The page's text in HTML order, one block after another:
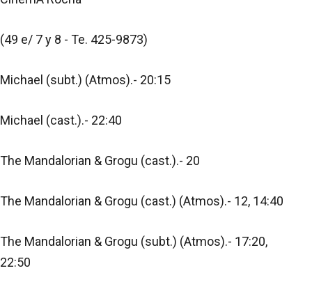
(49 e/ 7 y 8 - Te. 425-9873)
Michael (subt.) (Atmos).- 20:15
Michael (cast.).- 22:40
The Mandalorian & Grogu (cast.).- 20
The Mandalorian & Grogu (cast.) (Atmos).- 12, 14:40
The Mandalorian & Grogu (subt.) (Atmos).- 17:20,
22:50